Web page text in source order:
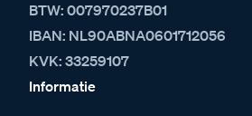
BTW: 007970237B01
IBAN: NL90ABNA0601712056
KVK: 33259107
Informatie